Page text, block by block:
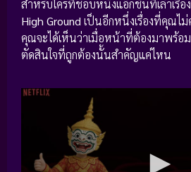
สำหรับใครที่ชอบหนังแอ็กชันที่เล่าเรื่อ
High Groundเป็นอีกหนึ่งเรื่องที่คุณไม่
คุณจะได้เห็นว่าเมื่อหน้าที่ต้องมาพร้อม
ตัดสินใจที่ถูกต้องนั้นสำคัญแค่ไหน